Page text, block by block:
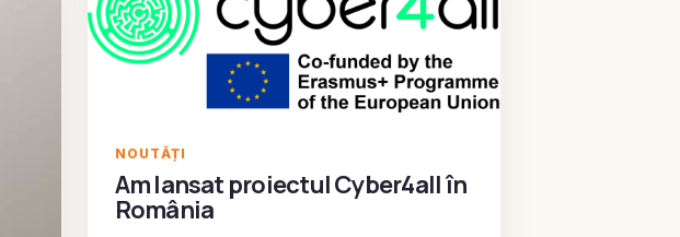
NOUTĂȚI
Am lansat proiectul Cyber4all în
România